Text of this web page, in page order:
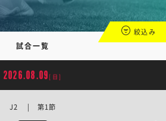
試合一覧
絞込み
2026.08.09 [日]
J2 | 第1節